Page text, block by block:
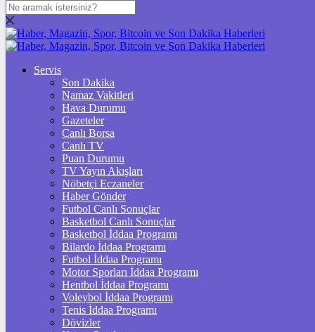
DOLAR
47,7115$% 0.16
% -0.02
STERLİN
% 0.07
GRAM ALTIN
%0,50
Servis
Son Dakika
Namaz Vakitleri
Hava Durumu
Gazeteler
Canlı Borsa
Canlı TV
Puan Durumu
TV Yayın Akışları
Nöbetçi Eczaneler
Haber Gönder
Futbol Canlı Sonuçlar
Basketbol Canlı Sonuçlar
Basketbol İddaa Programı
Bilardo İddaa Programı
Futbol İddaa Programı
Motor Sporları İddaa Programı
Hentbol İddaa Programı
Voleybol İddaa Programı
Tenis İddaa Programı
Dövizler